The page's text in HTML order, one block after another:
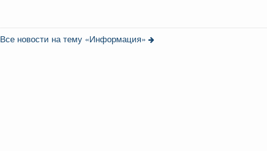
Все новости на тему «Информация»